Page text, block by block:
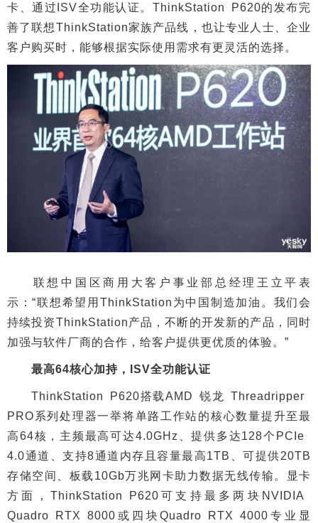
卡、通过ISV全功能认证。ThinkStation P620的发布完
善了联想ThinkStation家族产品线，也让专业人士、企业
客户购买时，能够根据实际使用需求有更灵活的选择。
联想中国区商用大客户事业部总经理王立平表
示：“联想希望用ThinkStation为中国制造加油。我们会
持续投资ThinkStation产品，不断的开发新的产品，同时
加强与软件厂商的合作，给客户提供更优质的体验。”
最高64核心加持，ISV全功能认证
ThinkStation P620搭载AMD 锐龙 Threadripper
PRO系列处理器一举将单路工作站的核心数量提升至最
高64核，主频最高可达4.0GHz、提供多达128个PCIe
4.0通道、支持8通道内存且容量最高1TB、可提供20TB
存储空间、板载10Gb万兆网卡助力数据无线传输。显卡
方面，ThinkStation P620可支持最多两块NVIDIA
Quadro RTX 8000或四块Quadro RTX 4000专业显